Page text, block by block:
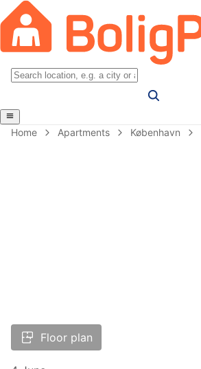
Home Apartments København
Floor plan